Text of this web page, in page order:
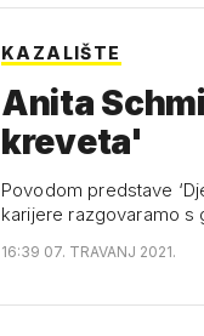
KAZALIŠTE
Anita Schmidt:
kreveta'
Povodom predstave
karijere razgovaramo
16:39 07. TRAVANJ 2021.